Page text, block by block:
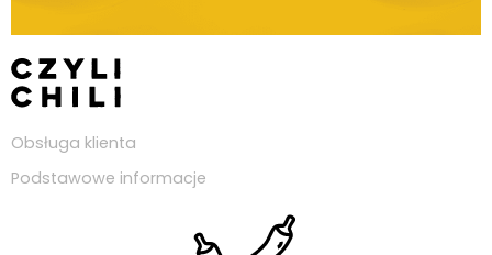
Obsługa klienta
Podstawowe informacje